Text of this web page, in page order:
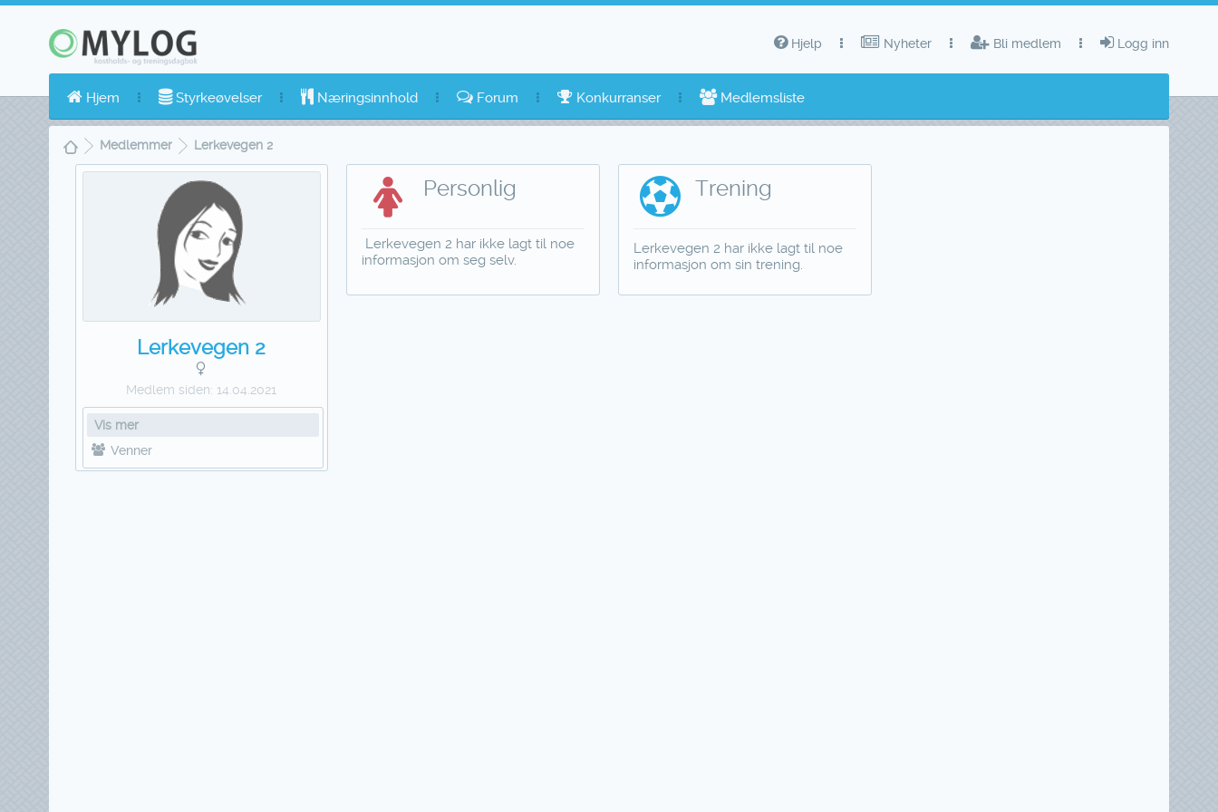
Logg inn
Bli medlem
Nyheter
Hjelp
Hjem Styrkeøvelser Næringsinnhold Forum Konkurranser Medlemsliste
Medlemmer Lerkevegen 2
Lerkevegen 2
Medlem siden: 14.04.2021
Vis mer
Venner
Personlig
Lerkevegen 2 har ikke lagt til noe
informasjon om seg selv.
Trening
Lerkevegen 2 har ikke lagt til noe
informasjon om sin trening.